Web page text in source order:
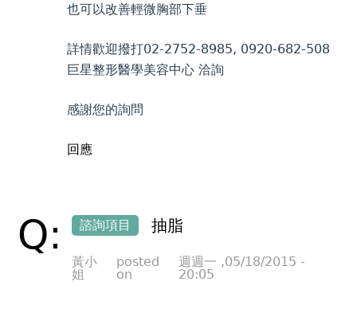
也可以改善輕微胸部下垂
詳情歡迎撥打02-2752-8985, 0920-682-508
巨星整形醫學美容中心 洽詢
感謝您的詢問
回應
Q: 諮詢項目 抽脂
黃小
姐
posted
on
週週一 ,05/18/2015 -
20:05